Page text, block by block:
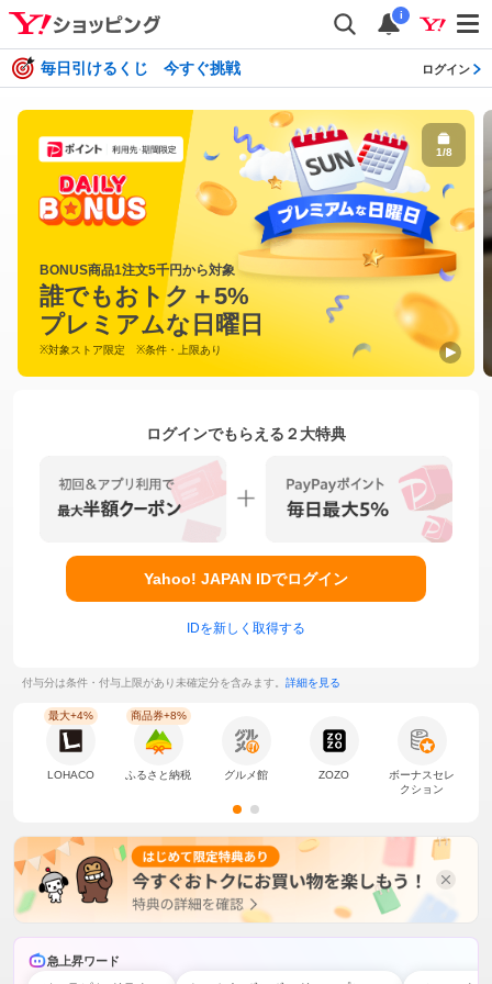
i
毎日引けるくじ 今すぐ挑戦 ログイン
BONUS商品1注文5千円から対象
誰でもおトク＋5%
プレミアムな日曜日
※対象ストア限定 ※条件・上限あり
1/8
ログインでもらえる２大特典
Yahoo! JAPAN IDでログイン
IDを新しく取得する
付与分は条件・付与上限があり未確定分を含みます。 詳細を見る
最大+4%
LOHACO
商品券+8%
ふるさと納税 グルメ館 ZOZO
ボーナスセレ
クション
急上昇ワード